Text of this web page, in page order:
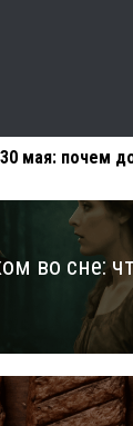
мая: почем
во сне: